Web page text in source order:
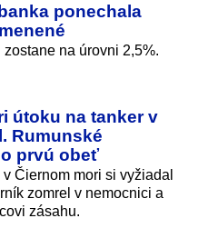
ponechala
na úrovni 2,5%.
útoku na tanker v
Rumunské
prvú obeť
Čiernom mori si vyžiadal
zomrel v nemocnici a
zásahu.